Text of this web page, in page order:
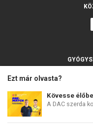
Ezt már olvasta?
Kövesse
A DAC szerda
SZEMÉLYES ADATOK